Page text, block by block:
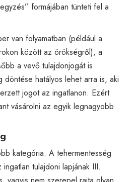
formájában tünteti fel a
van folyamatban (például a
között az örökségről), a
a vevő tulajdonjogát is
döntése hatályos lehet arra is, aki
jogot az ingatlanon. Ezért
vásárolni az egyik legnagyobb
kategória. A tehermentesség
tulajdoni lapjának III.